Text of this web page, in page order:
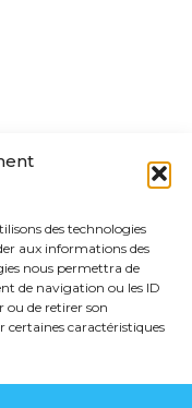
des technologies
aux informations des
nous permettra de
de navigation ou les ID
ou de retirer son
caractéristiques